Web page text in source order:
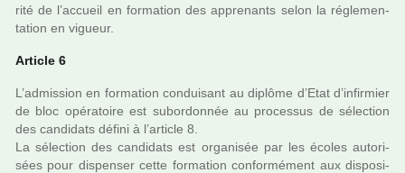
rité de l’accueil en for­ma­tion des appre­nants selon la régle­men­
ta­tion en vigueur.
Article 6
L’admis­sion en for­ma­tion condui­sant au diplôme d’Etat d’infir­mier
de bloc opé­ra­toire est subor­don­née au pro­ces­sus de sélec­tion
des can­di­dats défini à l’arti­cle 8.
La sélec­tion des can­di­dats est orga­ni­sée par les écoles auto­ri­
sées pour dis­pen­ser cette for­ma­tion confor­mé­ment aux dis­po­si­